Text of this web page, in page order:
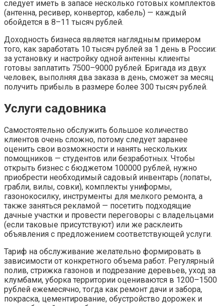
следует иметь в запасе несколько готовых комплектов
(антенна, ресивер, конвертор, кабель) — каждый
обойдется в 8–11 тысяч рублей.
Доходность бизнеса является наглядным примером
того, как заработать 10 тысяч рублей за 1 день в России:
за установку и настройку одной антенны клиенты
готовы заплатить 7500–9000 рублей. Бригада из двух
человек, выполняя два заказа в день, сможет за месяц
получить прибыль в размере более 300 тысяч рублей.
Услуги садовника
Самостоятельно обслужить большое количество
клиентов очень сложно, потому следует заранее
оценить свои возможности и нанять нескольких
помощников — студентов или безработных. Чтобы
открыть бизнес с бюджетом 100000 рублей, нужно
приобрести необходимый садовый инвентарь (лопаты,
грабли, вилы, совки), комплекты униформы,
газонокосилку, инструменты для мелкого ремонта, а
также заняться рекламой — посетить подходящие
дачные участки и провести переговоры с владельцами
(если таковые присутствуют) или же расклеить
объявления с предложением соответствующей услуги.
Тариф на обслуживание желательно формировать в
зависимости от конкретного объема работ. Регулярный
полив, стрижка газонов и подрезание деревьев, уход за
клумбами, уборка территории оцениваются в 1200–1500
рублей ежемесячно, тогда как ремонт дачи и забора,
покраска, цементирование, обустройство дорожек и